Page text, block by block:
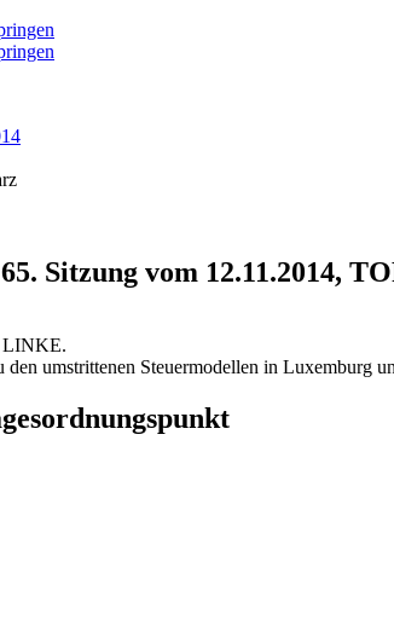
65. Sitzung vom 12.11.2014,
LINKE.
umstrittenen Steuermodellen in Luxemburg